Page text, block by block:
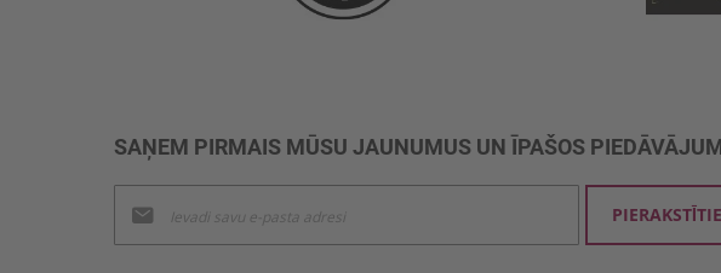
SAŅEM PIRMAIS MŪSU JAUNUMUS UN ĪPAŠOS
jaunumu
saņemšanai: